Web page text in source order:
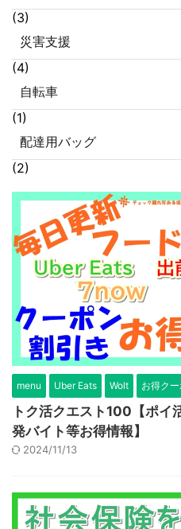
(3)
災害支援
(4)
自転車
(1)
配達用バッグ
(2)
menu Uber Eats Wolt お得ク
トク活クエスト100【ポイ
発バイト等お得情報】
2024/11/13